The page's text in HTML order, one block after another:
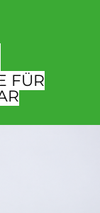
FÜR